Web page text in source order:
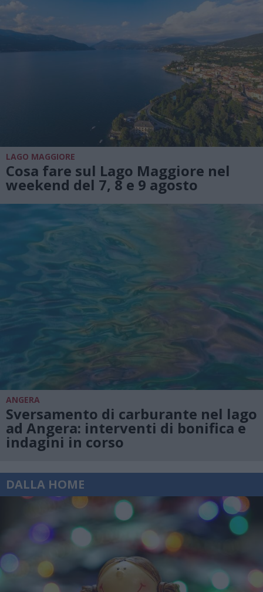
LAGO MAGGIORE
Cosa fare sul Lago Maggiore nel
weekend del 7, 8 e 9 agosto
ANGERA
Sversamento di carburante nel lago
ad Angera: interventi di bonifica e
indagini in corso
DALLA HOME